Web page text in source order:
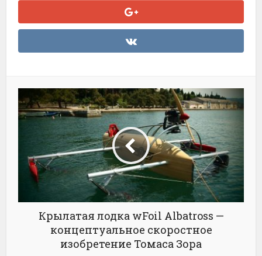
Крылатая лодка wFoil Albatross —
концептуальное скоростное
изобретение Томаса Зора